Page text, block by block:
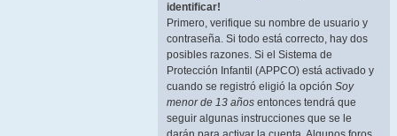
identificar!
Primero, verifique su nombre de usuario y
contraseña. Si todo está correcto, hay dos
posibles razones. Si el Sistema de
Protección Infantil (APPCO) está activado y
cuando se registró eligió la opción Soy
menor de 13 años entonces tendrá que
seguir algunas instrucciones que se le